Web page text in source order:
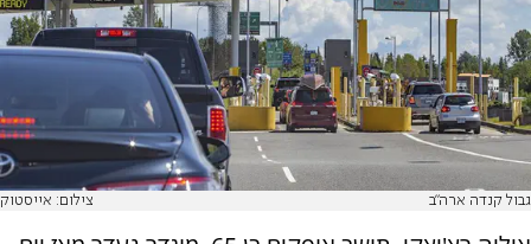
גבול קנדה ארה"ב צילום: אייסטוק